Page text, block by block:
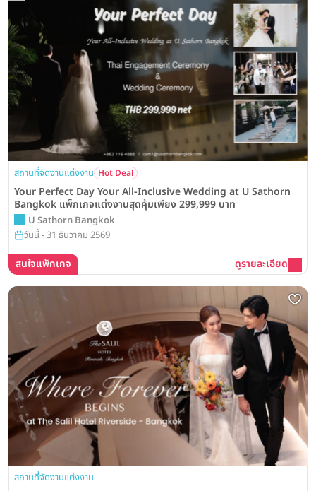
สถานที่จัดงานแต่งงาน Hot Deal
Your Perfect Day Your All-Inclusive Wedding at U Sathorn
Bangkok แพ็กเกจแต่งงานสุดคุ้มเพียง 299,999 บาท
U Sathorn Bangkok
วันนี้ - 31 ธันวาคม 2569
สนใจแพ็กเกจ ดูรายละเอียด
สถานที่จัดงานแต่งงาน